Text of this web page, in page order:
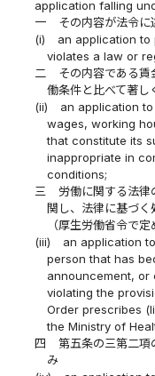
application falling
一
その内容が法令
(i)
an application
violates a law or
二
その内容である
働条件と比べて著し
(ii)
an application
wages, working
that constitute its
inappropriate in
conditions;
三
労働に関する法
関し、法律に基づ
（厚生労働省令で
(iii)
an application
person that has
announcement,
violating the
Order prescribes
the Ministry of
四
第五条の三第二項
み